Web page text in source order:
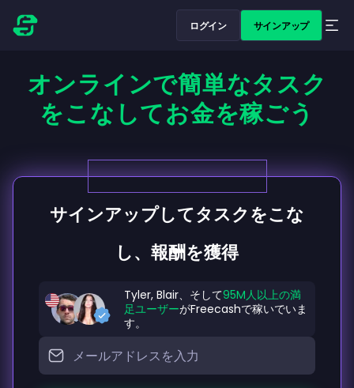
ログイン サインアップ
オンラインで簡単なタスク
をこなしてお金を稼ごう
サインアップしてタスクをこな
し、報酬を獲得
Tyler, Blair、そして95M人以上の満
足ユーザーがFreecashで稼いでいま
す。